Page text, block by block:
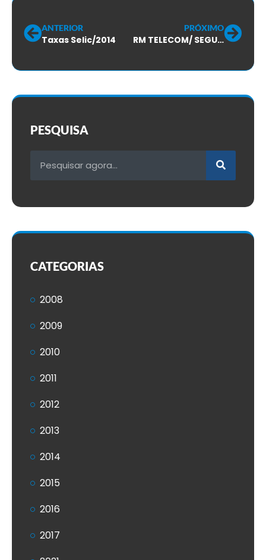
ANTERIOR
Taxas Selic/2014
PRÓXIMO
RM TELECOM/ SEGUNDA RODADA DE NEGOCIAÇÃO DO ACORDO-2012/2013
PESQUISA
CATEGORIAS
2008
2009
2010
2011
2012
2013
2014
2015
2016
2017